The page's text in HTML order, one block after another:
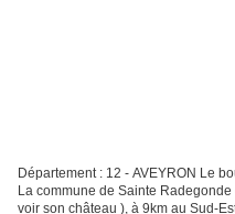
Département : 12 - AVEYRON Le
La commune de Sainte
voir son château ), à 9km au Sud-